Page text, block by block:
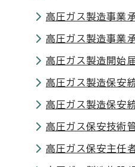
高圧ガス製造事業
高圧ガス製造事業
高圧ガス製造開始
高圧ガス製造保安
高圧ガス製造保安
高圧ガス保安技術
高圧ガス保安主任